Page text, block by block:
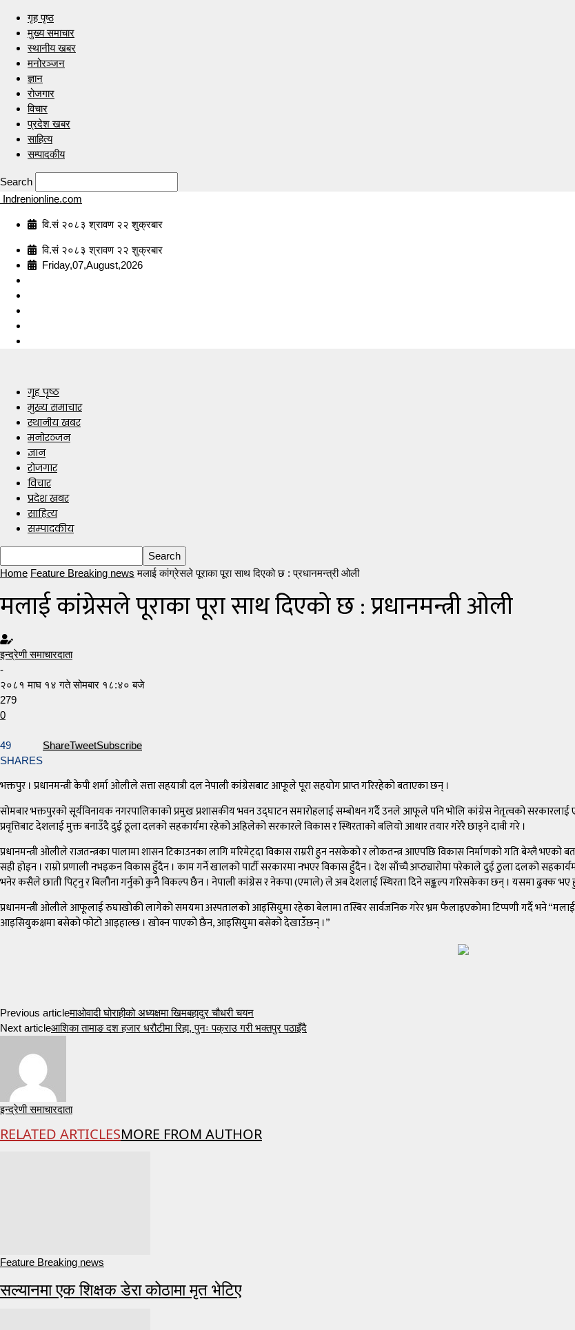
गृह पृष्ठ
मुख्य समाचार
स्थानीय खबर
मनोरञ्जन
ज्ञान
रोजगार
विचार
प्रदेश खबर
साहित्य
सम्पादकीय
Search
Indrenionline.com
वि.सं २०८३ श्रावण २२ शुक्रबार
वि.सं २०८३ श्रावण २२ शुक्रबार
Friday,07,August,2026
गृह पृष्ठ
मुख्य समाचार
स्थानीय खबर
मनोरञ्जन
ज्ञान
रोजगार
विचार
प्रदेश खबर
साहित्य
सम्पादकीय
Home Feature Breaking news मलाई कांग्रेसले पूराका पूरा साथ दिएको छ : प्रधानमन्त्री ओली
मलाई कांग्रेसले पूराका पूरा साथ दिएको छ : प्रधानमन्त्री ओली
इन्द्रेणी समाचारदाता
-
२०८१ माघ १४ गते सोमबार १८:४० बजे
279
0
49
SHARES
ShareTweetSubscribe
भक्तपुर । प्रधानमन्त्री केपी शर्मा ओलीले सत्ता सहयात्री दल नेपाली कांग्रेसबाट आफूले पूरा सहयोग प्राप्त गरिरहेको बताएका छन् ।
सोमबार भक्तपुरको सूर्यविनायक नगरपालिकाको प्रमुख प्रशासकीय भवन उद्घाटन समारोहलाई सम्बोधन गर्दै उनले आफूले पनि भोलि कांग्रेस नेतृत्वको सरकारलाई
प्रवृत्तिबाट देशलाई मुक्त बनाउँदै दुई ठूला दलको सहकार्यमा रहेको अहिलेको सरकारले विकास र स्थिरताको बलियो आधार तयार गरेरै छाड्ने दावी गरे ।
प्रधानमन्त्री ओलीले राजतन्त्रका पालामा शासन टिकाउनका लागि मरिमेट्दा विकास राम्ररी हुन नसकेको र लोकतन्त्र आएपछि विकास निर्माणको गति बेग्लै
सही होइन । राम्रो प्रणाली नभइकन विकास हुँदैन । काम गर्ने खालको पार्टी सरकारमा नभएर विकास हुँदैन । देश साँच्चै अप्ठ्यारोमा परेकाले दुई ठुला दलको
भनेर कसैले छाती पिट्नु र बिलौना गर्नुको कुनै विकल्प छैन । नेपाली कांग्रेस र नेकपा (एमाले) ले अब देशलाई स्थिरता दिने सङ्कल्प गरिसकेका छन् । यसमा ढुक्क भए
प्रधानमन्त्री ओलीले आफूलाई रुघाखोकी लागेको समयमा अस्पतालको आइसियुमा रहेका बेलामा तस्बिर सार्वजनिक गरेर भ्रम फैलाइएकोमा टिप्पणी गर्दै भने
आइसियुकक्षमा बसेको फोटो आइहाल्छ । खोक्न पाएको छैन, आइसियुमा बसेको देखाउँछन् ।”
Previous articleमाओवादी घोराहीको अध्यक्षमा खिमबहादुर चौधरी चयन
Next articleआशिका तामाङ दश हजार धरौटीमा रिहा, पुनः पक्राउ गरी भक्तपुर पठाइँदै
इन्द्रेणी समाचारदाता
RELATED ARTICLESMORE FROM AUTHOR
Feature Breaking news
सल्यानमा एक शिक्षक डेरा कोठामा मृत भेटिए